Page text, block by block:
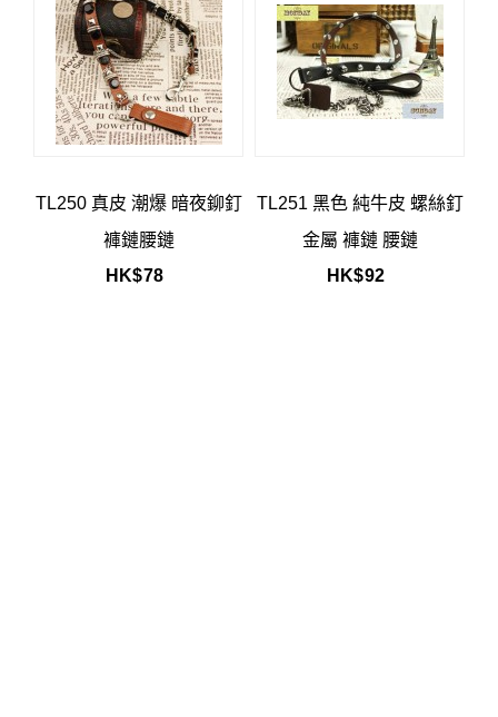
TL250 真皮 潮爆 暗夜鉚釘
褲鏈腰鏈
HK$78
TL251 黑色 純牛皮 螺絲釘
金屬 褲鏈 腰鏈
HK$92